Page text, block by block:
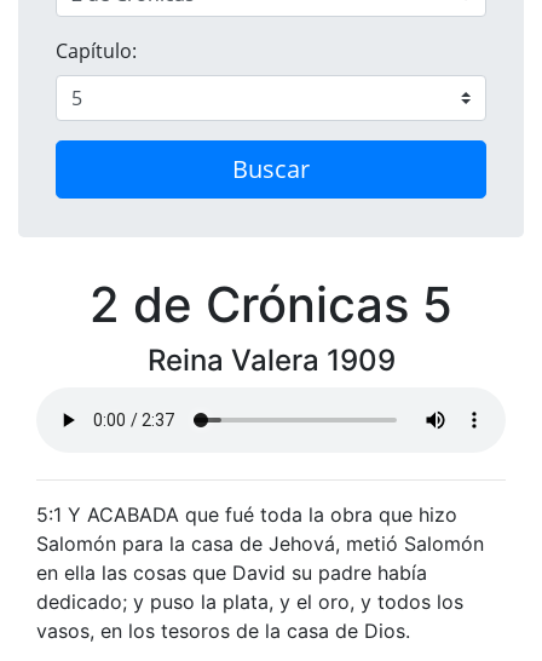
Capítulo:
Buscar
2 de Crónicas 5
Reina Valera 1909
5:1 Y ACABADA que fué toda la obra que hizo
Salomón para la casa de Jehová, metió Salomón
en ella las cosas que David su padre había
dedicado; y puso la plata, y el oro, y todos los
vasos, en los tesoros de la casa de Dios.